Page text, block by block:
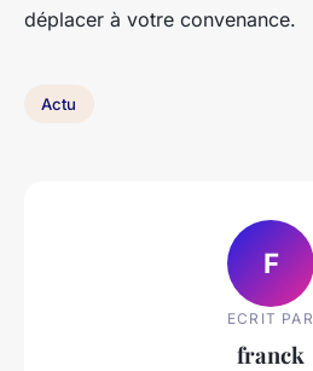
déplacer à votre convenance.
Actu
F
ECRIT PAR
franck